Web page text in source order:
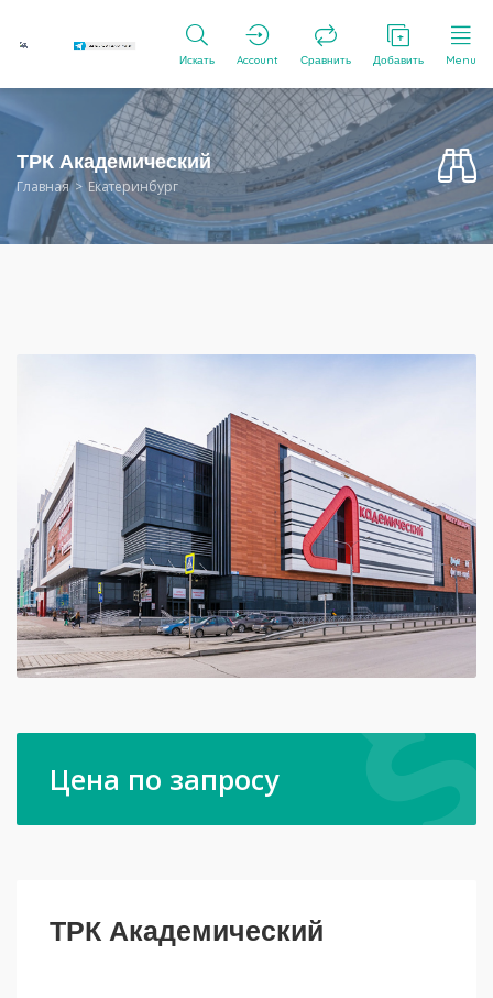
Искать Account Сравнить Добавить Menu
ТРК Академический
Главная Екатеринбург
Цена по запросу
ТРК Академический